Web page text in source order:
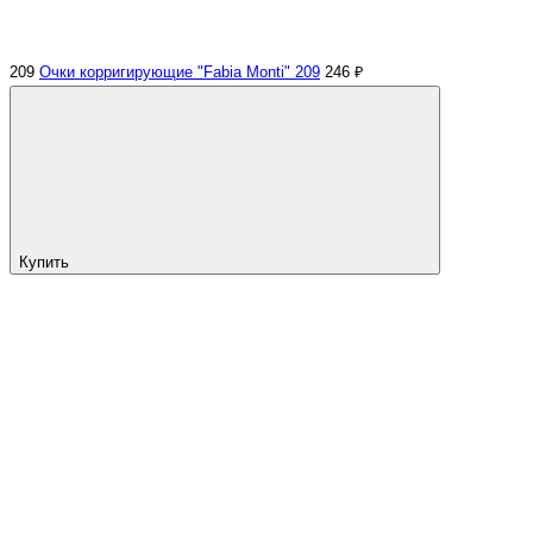
209 Очки корригирующие "Fabia Monti" 209 246 ₽
Купить